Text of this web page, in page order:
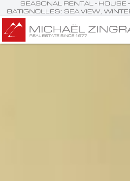
SEASONAL RENTAL - HOUSE
BATIGNOLLES: SEA VIEW,